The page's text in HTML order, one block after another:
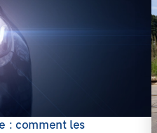
: comment les